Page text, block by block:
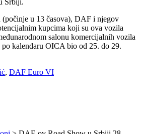
u 13 časova), DAF i njegov
kupcima koji su ova vozila
salonu komercijalnih vozila
kalendaru OICA bio od 25. do 29.
, DAF Euro VI